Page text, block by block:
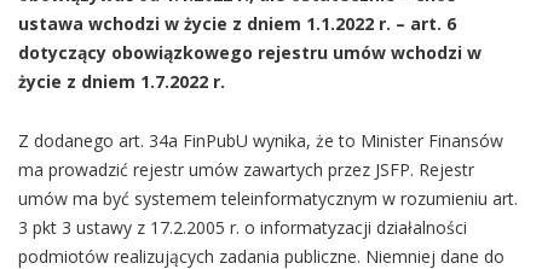
ustawa wchodzi w życie z dniem 1.1.2022 r. – art. 6
dotyczący obowiązkowego rejestru umów wchodzi w
życie z dniem 1.7.2022 r.
Z dodanego art. 34a FinPubU wynika, że to Minister Finansów
ma prowadzić rejestr umów zawartych przez JSFP. Rejestr
umów ma być systemem teleinformatycznym w rozumieniu art.
3 pkt 3 ustawy z 17.2.2005 r. o informatyzacji działalności
podmiotów realizujących zadania publiczne. Niemniej dane do